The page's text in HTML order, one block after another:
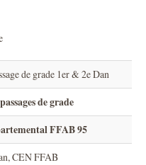
de grade 1er & 2e Dan
de grade
FFAB 95
CEN FFAB